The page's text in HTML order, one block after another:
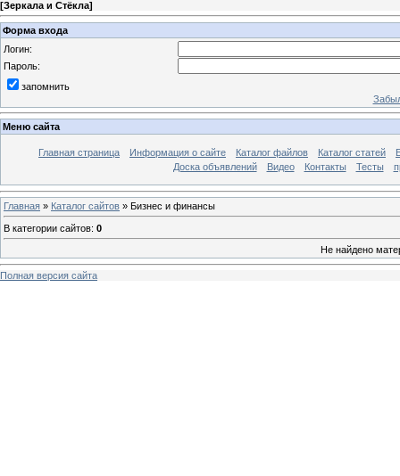
[Зеркала и Стёкла]
Форма входа
Логин:
Пароль:
запомнить
Меню сайта
Главная страница Информация о сайте Каталог файлов Каталог статей
Доска объявлений
Видео Контакты Тесты
Главная » Каталог сайтов » Бизнес и финансы
В категории сайтов: 0
Не найдено
Полная версия сайта